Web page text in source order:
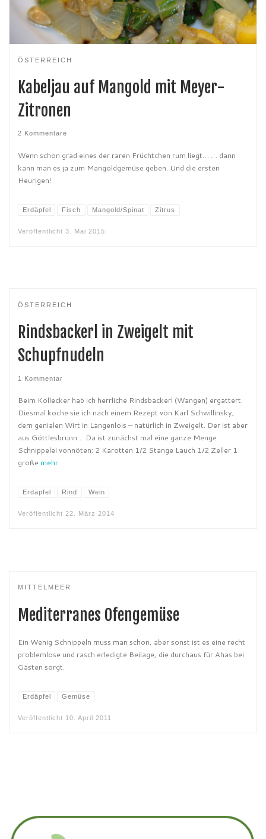
ÖSTERREICH
Kabeljau auf Mangold mit Meyer-
Zitronen
2 Kommentare
Wenn schon grad eines der raren Früchtchen rum liegt… … dann
kann man es ja zum Mangoldgemüse geben. Und die ersten
Heurigen!
Erdäpfel Fisch Mangold/Spinat Zitrus
Veröffentlicht 3. Mai 2015
ÖSTERREICH
Rindsbackerl in Zweigelt mit
Schupfnudeln
1 Kommentar
Beim Kollecker hab ich herrliche Rindsbackerl (Wangen) ergattert.
Diesmal koche sie ich nach einem Rezept von Karl Schwillinsky,
dem genialen Wirt in Langenlois – natürlich in Zweigelt. Der ist aber
aus Göttlesbrunn… Da ist zunächst mal eine ganze Menge
Schnippelei vonnöten: 2 Karotten 1/2 Stange Lauch 1/2 Zeller 1
große mehr
Erdäpfel Rind Wein
Veröffentlicht 22. März 2014
MITTELMEER
Mediterranes Ofengemüse
Ein Wenig Schnippeln muss man schon, aber sonst ist es eine recht
problemlose und rasch erledigte Beilage, die durchaus für Ahas bei
Gästen sorgt.
Erdäpfel Gemüse
Veröffentlicht 10. April 2011